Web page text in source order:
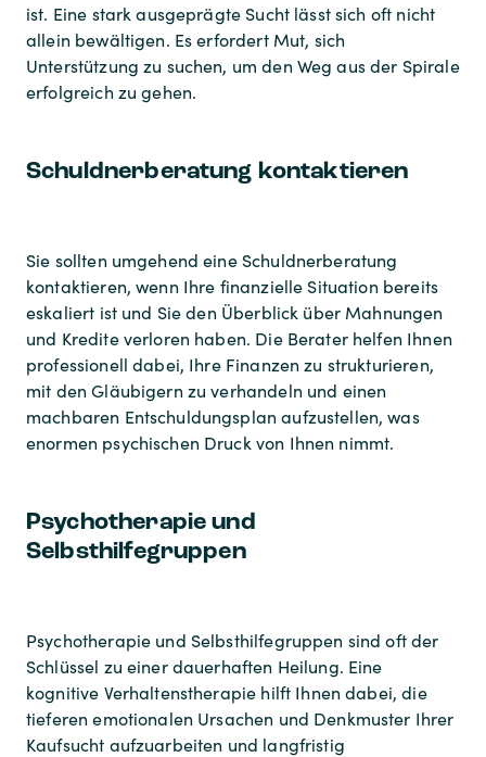
ist. Eine stark ausgeprägte Sucht lässt sich oft nicht
allein bewältigen. Es erfordert Mut, sich
Unterstützung zu suchen, um den Weg aus der Spirale
erfolgreich zu gehen.
Schuldnerberatung kontaktieren
Sie sollten umgehend eine Schuldnerberatung
kontaktieren, wenn Ihre finanzielle Situation bereits
eskaliert ist und Sie den Überblick über Mahnungen
und Kredite verloren haben. Die Berater helfen Ihnen
professionell dabei, Ihre Finanzen zu strukturieren,
mit den Gläubigern zu verhandeln und einen
machbaren Entschuldungsplan aufzustellen, was
enormen psychischen Druck von Ihnen nimmt.
Psychotherapie und
Selbsthilfegruppen
Psychotherapie und Selbsthilfegruppen sind oft der
Schlüssel zu einer dauerhaften Heilung. Eine
kognitive Verhaltenstherapie hilft Ihnen dabei, die
tieferen emotionalen Ursachen und Denkmuster Ihrer
Kaufsucht aufzuarbeiten und langfristig